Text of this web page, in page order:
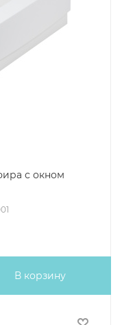
с окном
В корзину